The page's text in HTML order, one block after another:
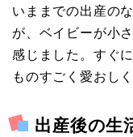
いままでの出産の
が、ベイビーが小
感じました。すぐ
ものすごく愛おし
出産後の生